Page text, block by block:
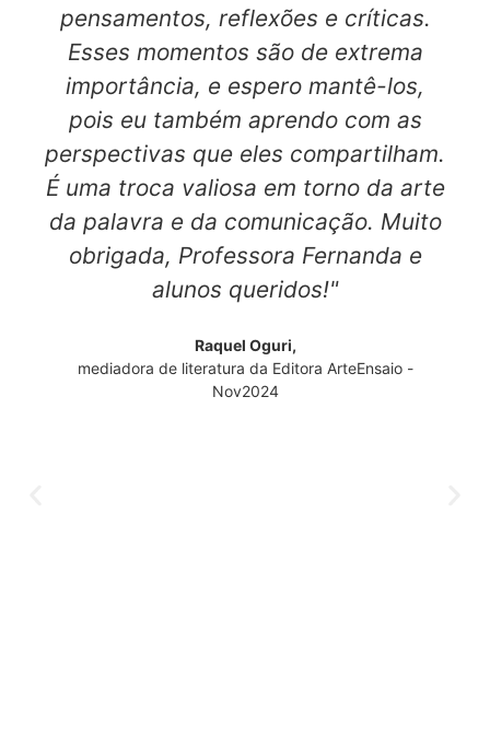
pensamentos, reflexões e críticas.
Esses momentos são de extrema
importância, e espero mantê-los,
pois eu também aprendo com as
perspectivas que eles compartilham.
É uma troca valiosa em torno da arte
da palavra e da comunicação. Muito
obrigada, Professora Fernanda e
alunos queridos!"
Raquel Oguri,
mediadora de literatura da Editora ArteEnsaio -
Nov2024